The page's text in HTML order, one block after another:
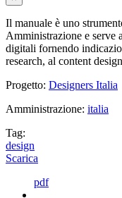
Il manuale è uno
Amministrazione e serve
digitali fornendo
research, al content
Progetto: Designers Italia
Amministrazione: italia
Tag:
design
Scarica
pdf